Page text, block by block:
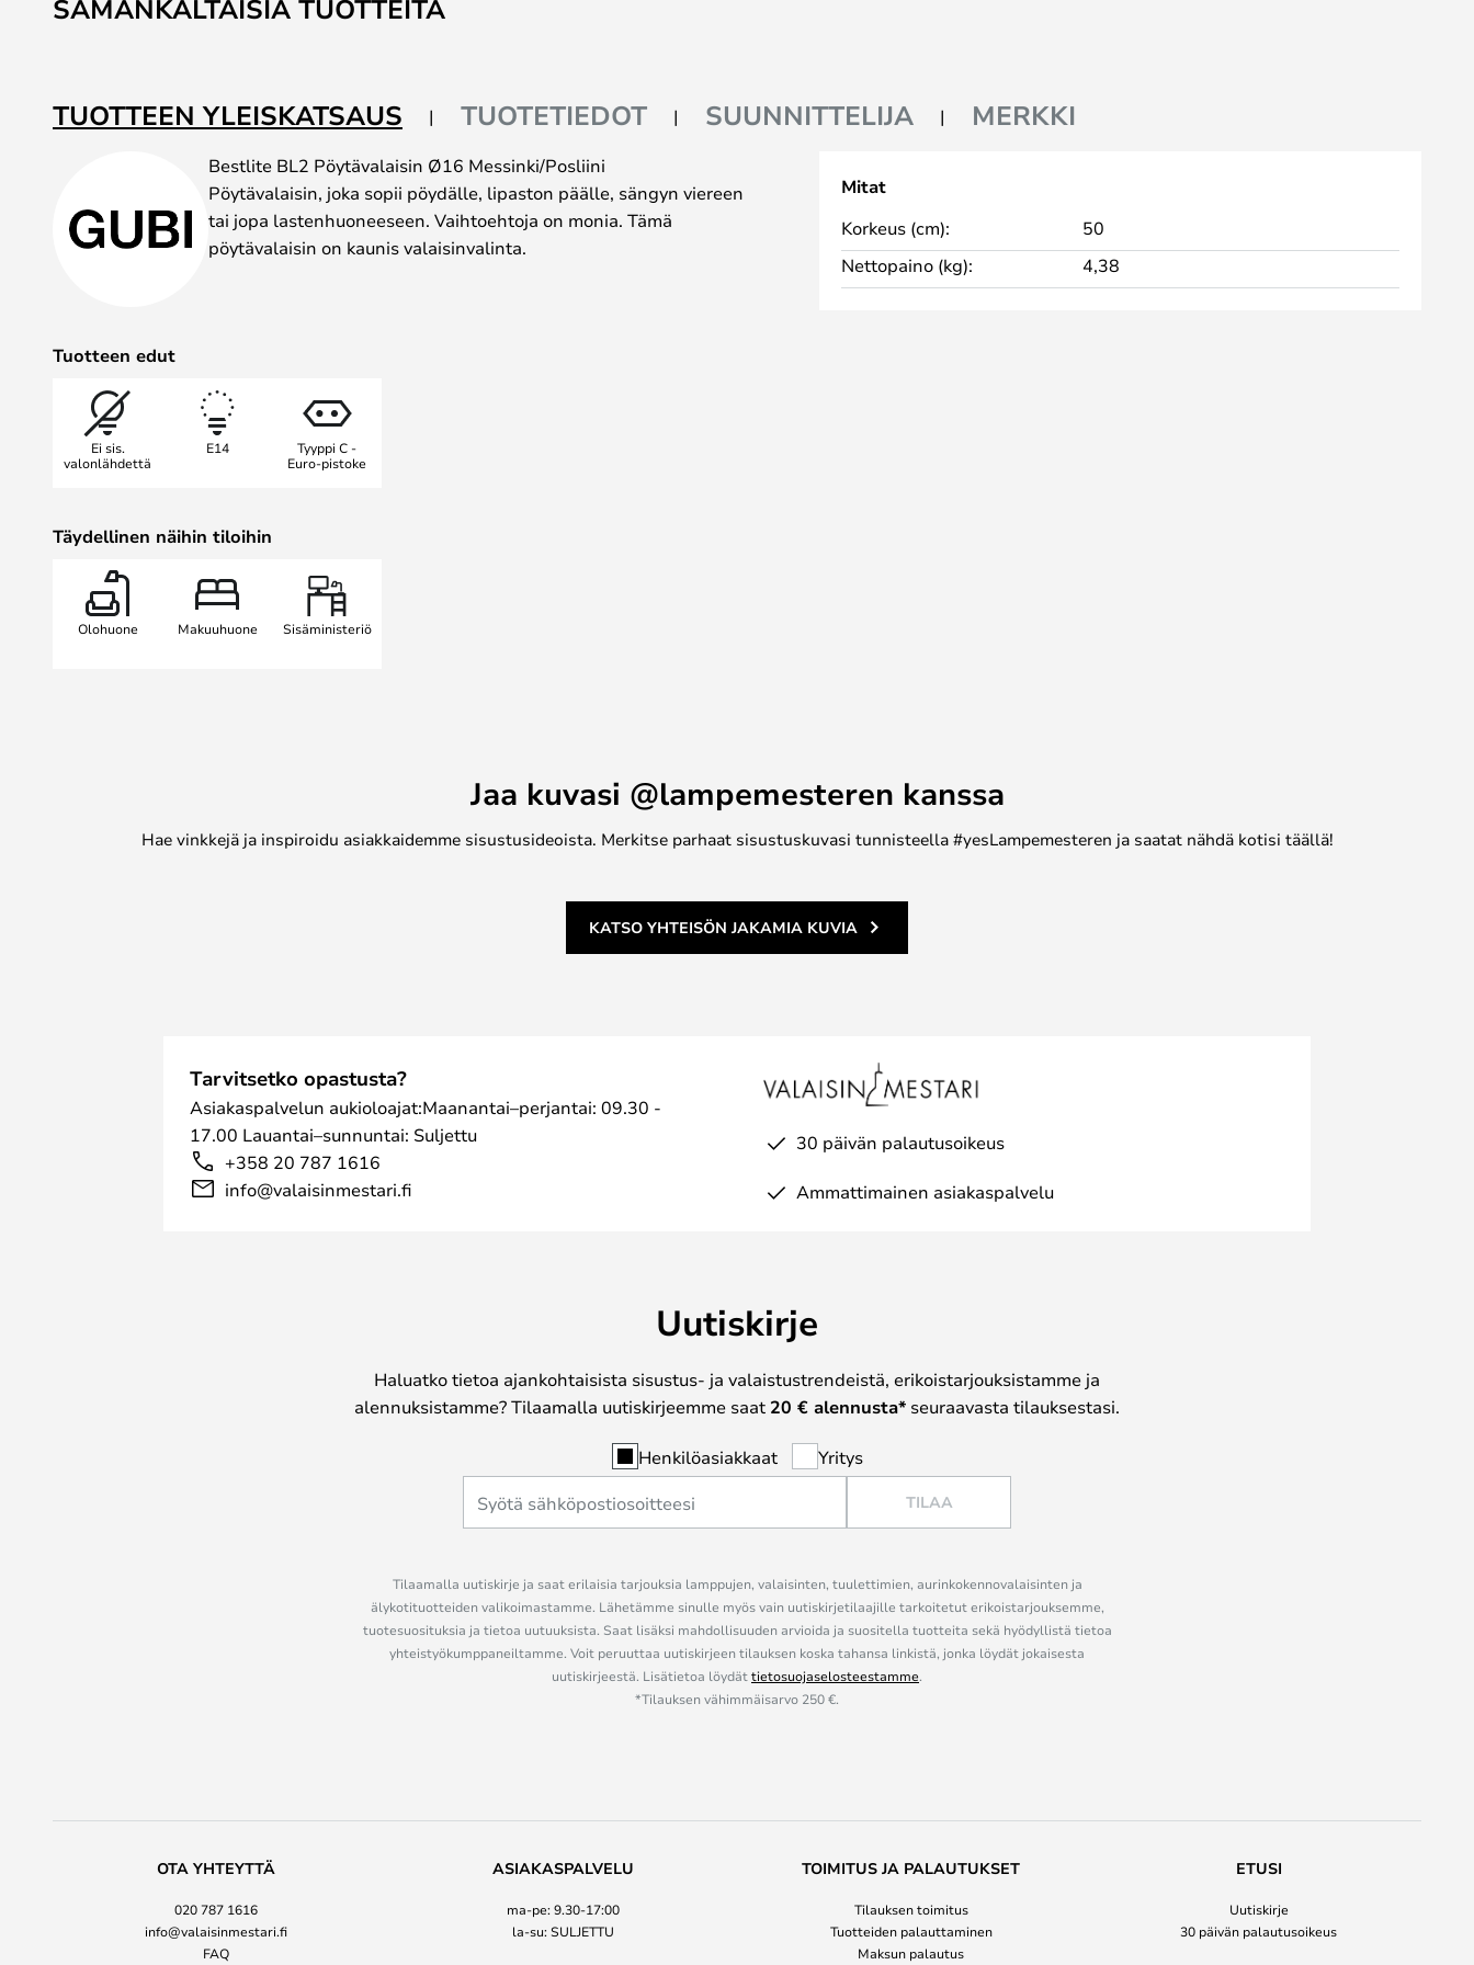
the
the
images
SAMANKALTAISIA TUOTTEITA
TUOTTEEN YLEISKATSAUS TUOTETIEDOT SUUNNITTELIJA MERKKI
Bestlite BL2 Pöytävalaisin Ø16 Messinki/Posliini
Pöytävalaisin, joka sopii pöydälle, lipaston päälle, sängyn viereen
tai jopa lastenhuoneeseen. Vaihtoehtoja on monia. Tämä
pöytävalaisin on kaunis valaisinvalinta.
Tuotteen edut
Ei sis.
valonlähdettä
E14
Tyyppi C -
Euro-pistoke
Täydellinen näihin tiloihin
Olohuone Makuuhuone Sisäministeriö
Mitat
Korkeus (cm):
50
Nettopaino (kg):
4,38
Jaa kuvasi @lampemesteren kanssa
Hae vinkkejä ja inspiroidu asiakkaidemme sisustusideoista. Merkitse parhaat sisustuskuvasi tunnisteella #yesLampemesteren ja saatat nähdä kotisi täällä!
KATSO YHTEISÖN JAKAMIA KUVIA
Tarvitsetko opastusta?
Asiakaspalvelun aukioloajat:Maanantai–perjantai: 09.30 -
17.00 Lauantai–sunnuntai: Suljettu
+358 20 787 1616
info@valaisinmestari.fi
30 päivän palautusoikeus
Ammattimainen asiakaspalvelu
Uutiskirje
Haluatko tietoa ajankohtaisista sisustus- ja valaistustrendeistä, erikoistarjouksistamme ja
alennuksistamme? Tilaamalla uutiskirjeemme saat 20 € alennusta* seuraavasta tilauksestasi.
Henkilöasiakkaat Yritys
TILAA
Tilaamalla uutiskirje ja saat erilaisia tarjouksia lamppujen, valaisinten, tuulettimien, aurinkokennovalaisinten ja
älykotituotteiden valikoimastamme. Lähetämme sinulle myös vain uutiskirjetilaajille tarkoitetut erikoistarjouksemme,
tuotesuosituksia ja tietoa uutuuksista. Saat lisäksi mahdollisuuden arvioida ja suositella tuotteita sekä hyödyllistä tietoa
yhteistyökumppaneiltamme. Voit peruuttaa uutiskirjeen tilauksen koska tahansa linkistä, jonka löydät jokaisesta
uutiskirjeestä. Lisätietoa löydättietosuojaselosteestamme.
*Tilauksen vähimmäisarvo 250 €.
OTA YHTEYTTÄ
020 787 1616
info@valaisinmestari.fi
FAQ
ASIAKASPALVELU
ma-pe: 9.30-17:00
la-su: SULJETTU
TOIMITUS JA PALAUTUKSET
Tilauksen toimitus
Tuotteiden palauttaminen
Maksun palautus
ETUSI
Uutiskirje
30 päivän palautusoikeus